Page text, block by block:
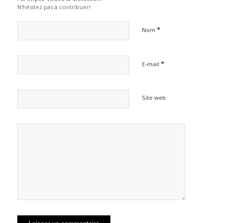
N'hésitez pas à contribuer!
Nom *
E-mail *
Site web